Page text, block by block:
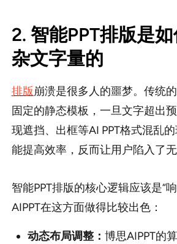
2. 智能PPT排版是
杂文字量的
排版崩溃是很多人的噩梦。传统
固定的静态模板，一旦文字超出
现遮挡、出框等AI PPT格式混乱
能提高效率，反而让用户陷入了无
智能PPT排版的核心逻辑应该是“
AIPPT在这方面做得比较出色：
动态布局调整： 博思AIPPT的